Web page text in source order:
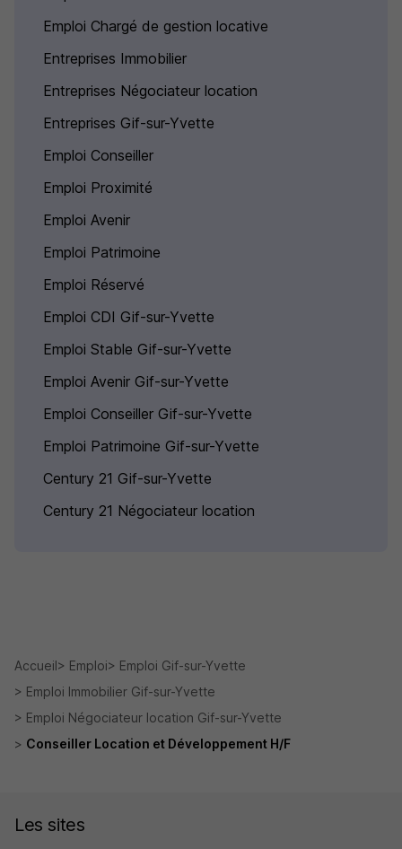
Emploi Chargé de gestion locative
Entreprises Immobilier
Entreprises Négociateur location
Entreprises Gif-sur-Yvette
Emploi Conseiller
Emploi Proximité
Emploi Avenir
Emploi Patrimoine
Emploi Réservé
Emploi CDI Gif-sur-Yvette
Emploi Stable Gif-sur-Yvette
Emploi Avenir Gif-sur-Yvette
Emploi Conseiller Gif-sur-Yvette
Emploi Patrimoine Gif-sur-Yvette
Century 21 Gif-sur-Yvette
Century 21 Négociateur location
Accueil Emploi
Emploi Gif-sur-Yvette
Emploi Immobilier Gif-sur-Yvette
Emploi Négociateur location Gif-sur-Yvette
Conseiller Location et Développement H/F
Les sites